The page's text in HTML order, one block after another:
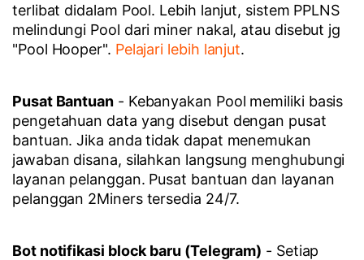
terlibat didalam Pool. Lebih lanjut, sistem PPLNS
melindungi Pool dari miner nakal, atau disebut jg
"Pool Hooper". Pelajari lebih lanjut.
Pusat Bantuan- Kebanyakan Pool memiliki basis
pengetahuan data yang disebut dengan pusat
bantuan. Jika anda tidak dapat menemukan
jawaban disana, silahkan langsung menghubungi
layanan pelanggan. Pusat bantuan dan layanan
pelanggan 2Miners tersedia 24/7.
Bot notifikasi block baru (Telegram) - Setiap